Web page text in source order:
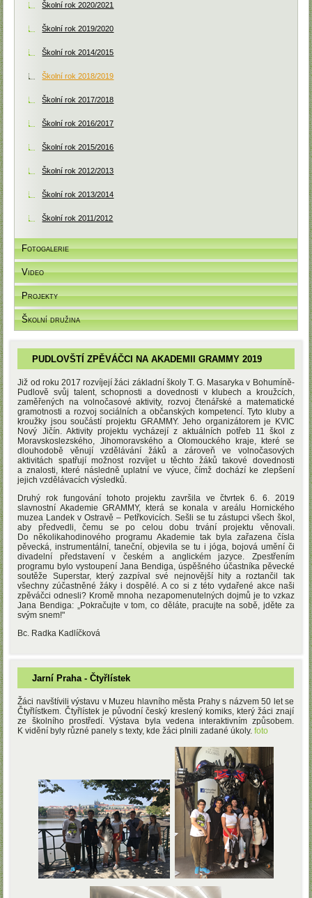
Školní rok 2020/2021
Školní rok 2019/2020
Školní rok 2014/2015
Školní rok 2018/2019
Školní rok 2017/2018
Školní rok 2016/2017
Školní rok 2015/2016
Školní rok 2012/2013
Školní rok 2013/2014
Školní rok 2011/2012
Fotogalerie
Video
Projekty
Školní družina
PUDLOVŠTÍ ZPĚVÁČCI NA AKADEMII GRAMMY 2019
Již od roku 2017 rozvíjejí žáci základní školy T. G. Masaryka v Bohumíně-
Pudlově svůj talent, schopnosti a dovednosti v klubech a kroužcích,
zaměřených na volnočasové aktivity, rozvoj čtenářské a matematické
gramotnosti a rozvoj sociálních a občanských kompetencí. Tyto kluby a
kroužky jsou součástí projektu GRAMMY. Jeho organizátorem je KVIC
Nový Jičín. Aktivity projektu vycházejí z aktuálních potřeb 11 škol z
Moravskoslezského, Jihomoravského a Olomouckého kraje, které se
dlouhodobě věnují vzdělávání žáků a zároveň ve volnočasových
aktivitách spatřují možnost rozvíjet u těchto žáků takové dovednosti
a znalosti, které následně uplatní ve výuce, čímž dochází ke zlepšení
jejich vzdělávacích výsledků.
Druhý rok fungování tohoto projektu završila ve čtvrtek 6. 6. 2019
slavnostní Akademie GRAMMY, která se konala v areálu Hornického
muzea Landek v Ostravě – Petřkovicích. Sešli se tu zástupci všech škol,
aby předvedli, čemu se po celou dobu trvání projektu věnovali.
Do několikahodinového programu Akademie tak byla zařazena čísla
pěvecká, instrumentální, taneční, objevila se tu i jóga, bojová umění či
divadelní představení v českém a anglickém jazyce. Zpestřením
programu bylo vystoupení Jana Bendiga, úspěšného účastníka pěvecké
soutěže Superstar, který zazpíval své nejnovější hity a roztančil tak
všechny zúčastněné žáky i dospělé. A co si z této vydařené akce naši
zpěváčci odnesli? Kromě mnoha nezapomenutelných dojmů je to vzkaz
Jana Bendiga: „Pokračujte v tom, co děláte, pracujte na sobě, jděte za
svým snem!"
Bc. Radka Kadlíčková
Jarní Praha - Čtyřlístek
Žáci navštívili výstavu v Muzeu hlavního města Prahy s názvem 50 let se
Čtyřlístkem. Čtyřlístek je původní český kreslený komiks, který žáci znají
ze školního prostředí. Výstava byla vedena interaktivním způsobem.
K vidění byly různé panely s texty, kde žáci plnili zadané úkoly.foto